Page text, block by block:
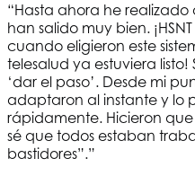
“Hasta ahora he
han salido muy bien.
cuando eligieron este
telesalud ya estuviera
‘dar el paso’. Desde mi
adaptaron al instante y lo
rápidamente. Hicieron
sé que todos estaban
bastidores”.”